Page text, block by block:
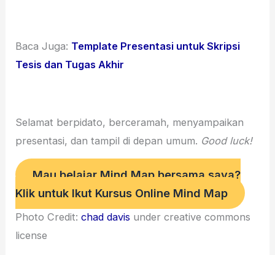
Baca Juga: Template Presentasi untuk Skripsi
Tesis dan Tugas Akhir
Selamat berpidato, berceramah, menyampaikan
presentasi, dan tampil di depan umum. Good luck!
Mau belajar Mind Map bersama saya?
Klik untuk Ikut Kursus Online Mind Map
Photo Credit:chad davis under creative commons
license